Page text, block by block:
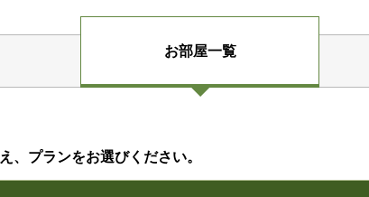
お部屋一覧
、プランをお選びください。